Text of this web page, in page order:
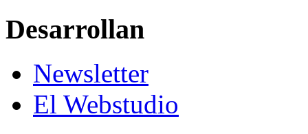
Desarrollan
Newsletter
El Webstudio